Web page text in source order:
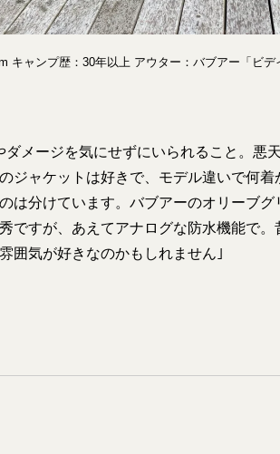
キャンプ歴：30年以上 アウター：バブアー「ビ
ダメージを気にせずにいられること。悪
ジャケットは好きで、モデル違いで何着
は分けています。バブアーのオリーブ
ですが、あえてアナログな防水機能で
囲気が好きなのかもしれません｣